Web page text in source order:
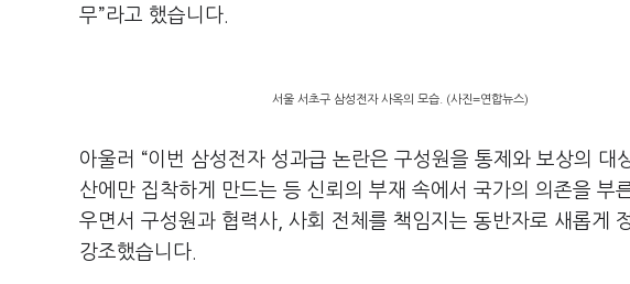
무”라고 했습니다
서울 서초구 삼성전자 사옥의 모습. (사진=연합뉴스)
아울러 “이번 삼성전자 성과급 논란은 구성원을 통제와 보상의 대
산에만 집착하게 만드는 등 신뢰의 부재 속에서 국가의 의존을 부
우면서 구성원과 협력사 사회 전체를 책임지는 동반자로 새롭게
강조했습니다